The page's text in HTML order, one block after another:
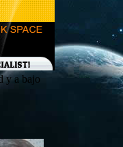
y a bajo